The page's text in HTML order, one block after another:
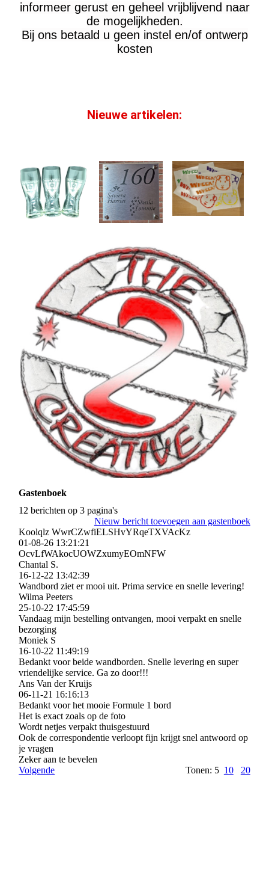
informeer gerust en geheel vrijblijvend naar
de mogelijkheden.
Bij ons betaald u geen instel en/of ontwerp
kosten
Nieuwe artikelen:
Gastenboek
12 berichten op 3 pagina's
Nieuw bericht toevoegen aan gastenboek
Koolqlz WwrCZwfiELSHvYRqeTXVAcKz
01-08-26 13:21:21
OcvLfWAkocUOWZxumyEOmNF­W
Chantal S.
16-12-22 13:42:39
Wandbord ziet er mooi uit. Prima service en snelle levering!
Wilma Peeters
25-10-22 17:45:59
Vandaag mijn bestelling ontvangen, mooi verpakt en snelle
bezorging
Moniek S
16-10-22 11:49:19
Bedankt voor beide wandborden. Snelle levering en super
vriendelijke service. Ga zo door!!!
Ans Van der Kruijs
06-11-21 16:16:13
Bedankt voor het mooie Formule 1 bord
Het is exact zoals op de foto
Wordt netjes verpakt thuisgestuurd
Ook de correspondentie verloopt fijn krijgt snel antwoord op
je vragen
Zeker aan te bevelen
Volgende
Tonen: 5 10 20